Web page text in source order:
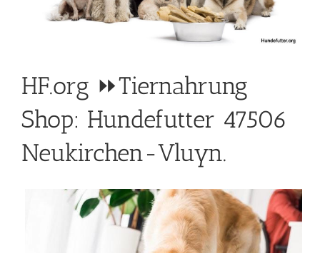
HF.org ⏩Tiernahrung
Shop: Hundefutter 47506
Neukirchen-Vluyn.